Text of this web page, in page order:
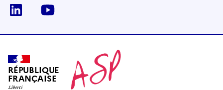
LinkedIn
RÉPUBLIQUE
FRANÇAISE